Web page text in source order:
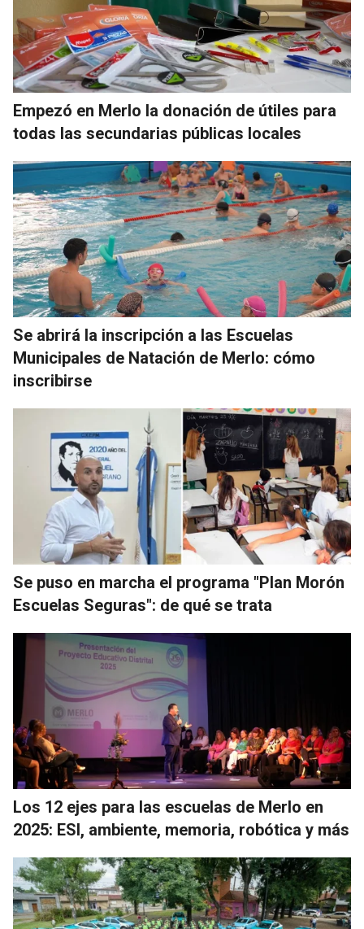
Empezó en Merlo la donación de útiles para
todas las secundarias públicas locales
Se abrirá la inscripción a las Escuelas
Municipales de Natación de Merlo: cómo
inscribirse
Se puso en marcha el programa "Plan Morón
Escuelas Seguras": de qué se trata
Los 12 ejes para las escuelas de Merlo en
2025: ESI, ambiente, memoria, robótica y más